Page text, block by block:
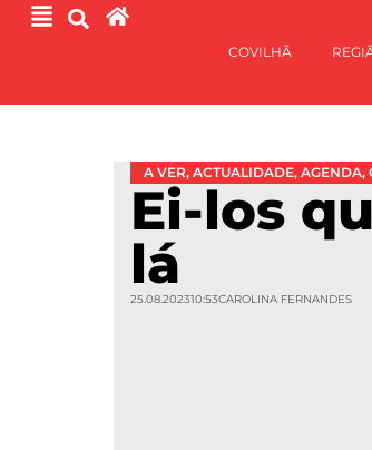
COVILHÃ
A VER, ACTUALIDADE, AGENDA,
Ei-los
lá
25.08.202310:53CAROLINA FERNANDES